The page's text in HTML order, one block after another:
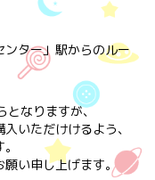
ター」駅からのルー
なりますが、
いただけけるよう、
い申し上げます。